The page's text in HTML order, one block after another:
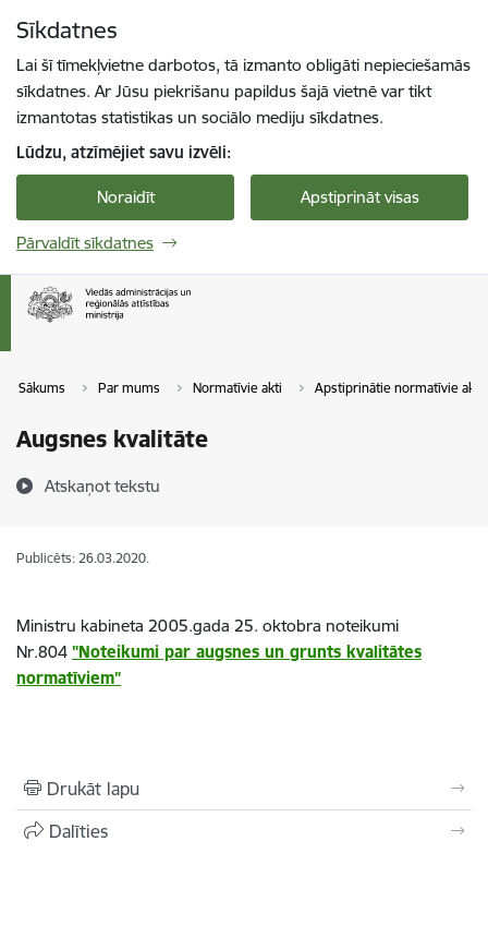
Sīkdatnes
Lai šī tīmekļvietne darbotos, tā izmanto obligāti nepieciešamās
sīkdatnes. Ar Jūsu piekrišanu papildus šajā vietnē var tikt
izmantotas statistikas un sociālo mediju sīkdatnes.
Lūdzu, atzīmējiet savu izvēli:
Noraidīt Apstiprināt visas
Pārvaldīt sīkdatnes
Sākums Par mums Normatīvie akti Apstiprinātie normatīvie akti
Augsnes kvalitāte
Atskaņot tekstu
Publicēts: 26.03.2020.
Ministru kabineta 2005.gada 25. oktobra noteikumi
Nr.804 "Noteikumi par augsnes un grunts kvalitātes
normatīviem"
Drukāt lapu
Dalīties